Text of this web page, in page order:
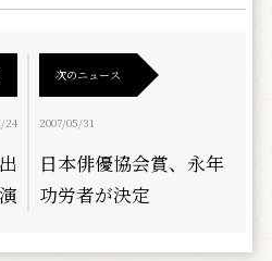
24
次のニュース
2007/05/31
日本俳優協会賞、永年
功労者が決定